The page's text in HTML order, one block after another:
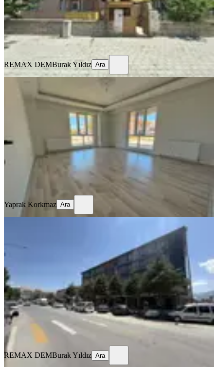
15.500 ₺
REMAX DEM Burak Yıldız
Ara
REMAX DEMBurak Yıldız Ara
🏡 Kiralık 2+1 Daire
Merkez, Kazım Karabekir Mahallesi
2+1· 90 m² Düz Giriş (Zemin)
22.000 ₺
Yaprak Korkmaz
Yaprak Korkmaz Ara
Remax Dem'den Hastane Yanında
Eşyalı Kiralık 1+1 Daire
Merkez, Kızılay Mahallesi
70 m²·1. Kat ·16.07.2026
22.000 ₺
REMAX DEMBurak Yıldız
Ara
REMAX DEMBurak Yıldız Ara